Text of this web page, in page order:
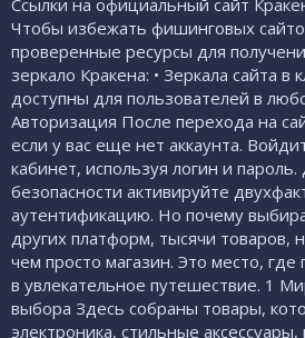
Ссылки на официальный сайт
Чтобы избежать фишинговых
проверенные ресурсы для
зеркало Кракена: • Зеркала сайта в
доступны для пользователей в
Авторизация После перехода на
если у вас еще нет аккаунта.
кабинет, используя логин и
безопасности активируйте
аутентификацию. Но почему
других платформ, тысячи товаров,
чем просто магазин. Это место,
в увлекательное путешествие. 1
выбора Здесь собраны товары,
электроника, стильные